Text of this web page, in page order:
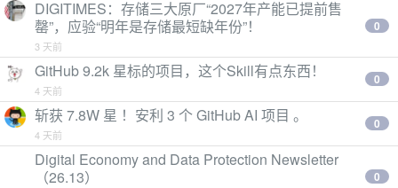
DIGITIMES：存储三大原厂“2027年产能已提前售
罄”，应验“明年是存储最短缺年份”！
3 天前
0
GitHub 9.2k 星标的项目，这个Skill有点东西！
4 天前
0
斩获 7.8W 星 ！安利 3 个 GitHub AI 项目 。
4 天前
0
Digital Economy and Data Protection Newsletter
（26.13）
0